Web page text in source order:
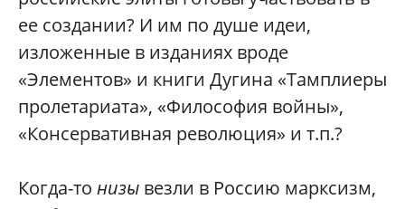
ее создании? И им по душе идеи,
изложенные в изданиях вроде
«Элементов» и книги Дугина «Тамплиеры
пролетариата», «Философия войны»,
«Консервативная революция» и т.п.?
Когда-то низы везли в Россию марксизм,